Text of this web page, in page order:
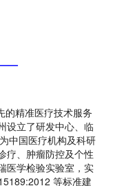
——
的精准医疗技术服务
设立了研发中心、临
中国医疗机构及科研
疗、肿瘤防控及个性
医学检验实验室，实
等标准建